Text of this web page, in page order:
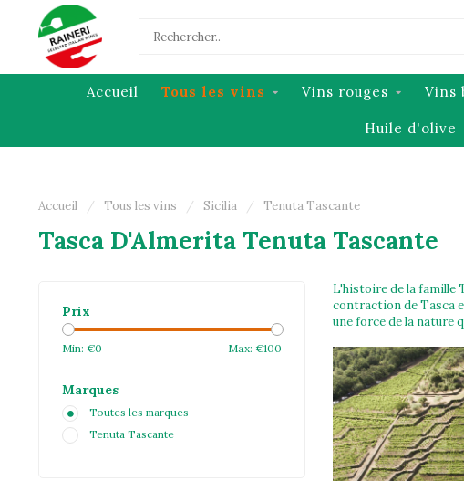
Accueil Tous les vins Vins rouges Vins
Huile d'olive
Accueil / Tous les vins / Sicilia / Tenuta Tascante
Tasca D'Almerita Tenuta Tascante
Prix
Min: €0 Max: €100
Marques
Toutes les marques
Tenuta Tascante
L'histoire de la famille
contraction de Tasca
une force de la nature